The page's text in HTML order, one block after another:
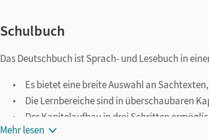
Schulbuch
Das Deutschbuch ist Sprach- und Lesebuch in
Es bietet eine breite Auswahl an
Die Lernbereiche sind in überschaubaren
Der Kapitelaufbau in drei Schritten
Alle Kernkompetenzen werden
Mehr lesen